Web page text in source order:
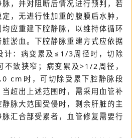
脉-半奇静脉系统）充分开放，多
脉段而不必重建。可有计划地于
，并对阻断后情况进行预判，若
，无进行性加重的腹膜后水肿，
应重建下腔静脉，以维持体循环
淤血。下腔静脉重建方式应依据
计：病变累及≤1/3周径时，切除
不致狭窄；病变累及>1/2周径，
cm时，可切除受累下腔静脉段
超出上述范围时，需采用血管补
脉大范围受侵时，剩余肝脏的主